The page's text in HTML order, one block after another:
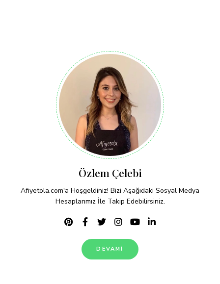
Özlem Çelebi
Afiyetola.com'a Hoşgeldiniz! Bizi Aşağıdaki Sosyal Medya
Hesaplarımız İle Takip Edebilirsiniz.
DEVAMI